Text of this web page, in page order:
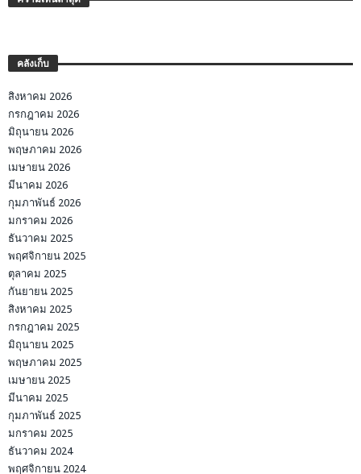
คลังเก็บ
สิงหาคม 2026
กรกฎาคม 2026
มิถุนายน 2026
พฤษภาคม 2026
เมษายน 2026
มีนาคม 2026
กุมภาพันธ์ 2026
มกราคม 2026
ธันวาคม 2025
พฤศจิกายน 2025
ตุลาคม 2025
กันยายน 2025
สิงหาคม 2025
กรกฎาคม 2025
มิถุนายน 2025
พฤษภาคม 2025
เมษายน 2025
มีนาคม 2025
กุมภาพันธ์ 2025
มกราคม 2025
ธันวาคม 2024
พฤศจิกายน 2024